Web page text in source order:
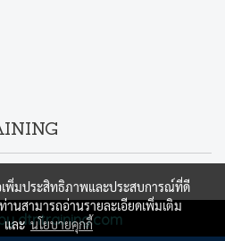
dtntraining.com
เพิ่มประสิทธิภาพและประสบการณ์ที่ดี
านสามารถอ่านรายละเอียดเพิ่มเติม
และนโยบายคุกกี้